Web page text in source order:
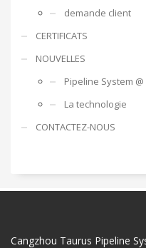
demande client
CERTIFICATS
NOUVELLES
Pipeline System @
La technologie
CONTACTEZ-NOUS
Cangzhou Taurus Pipeline